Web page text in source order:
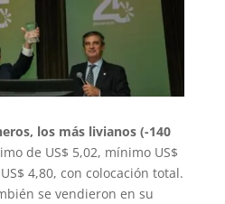
los más livianos (-140
de US$ 5,02, mínimo US$
4,80, con colocación total.
se vendieron en su